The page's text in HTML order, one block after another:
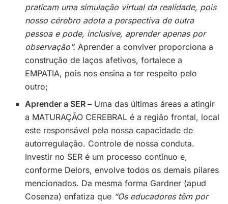
praticam uma simulação virtual da realidade, pois
nosso cérebro adota a perspectiva de outra
pessoa e pode, inclusive, aprender apenas por
observação”.Aprender a conviver proporciona a
construção de laços afetivos, fortalece a
EMPATIA, pois nos ensina a ter respeito pelo
outro;
Aprender a SER – Uma das últimas áreas a atingir
a MATURAÇÃO CEREBRAL é a região frontal, local
este responsável pela nossa capacidade de
autorregulação. Controle de nossa conduta.
Investir no SER é um processo contínuo e,
conforme Delors, envolve todos os demais pilares
mencionados. Da mesma forma Gardner (apud
Cosenza) enfatiza que “Os educadores têm por